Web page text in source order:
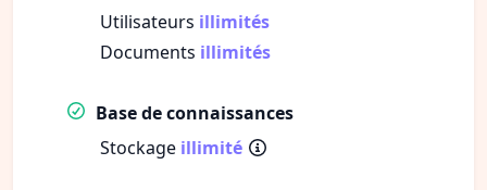
Utilisateurs illimités
Documents illimités
Base de connaissances
Stockage illimité